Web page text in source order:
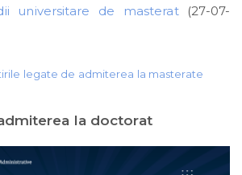
universitare de masterat
(27-07-
legate de admiterea la masterate
la doctorat